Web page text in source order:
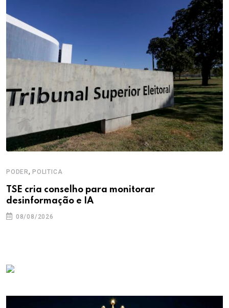
PODER, POLITICA
TSE cria conselho para monitorar
desinformação e IA
08/08/2026